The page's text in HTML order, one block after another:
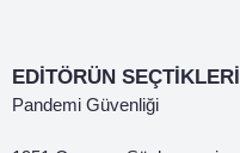
EDITÖRÜN SEÇTIKLERI
Pandemi Güvenliği